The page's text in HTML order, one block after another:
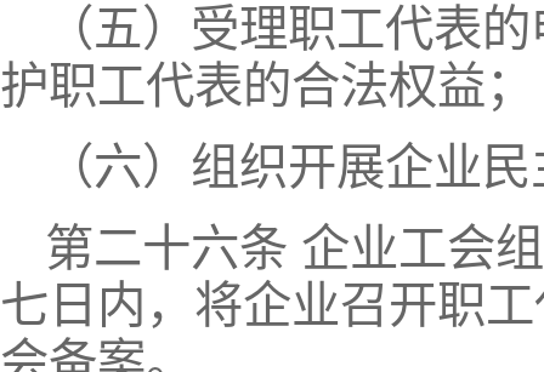
（五）受理职工代表
护职工代表的合法权益；
（六）组织开展企业
第二十六条 企业工会
七日内，将企业召开职